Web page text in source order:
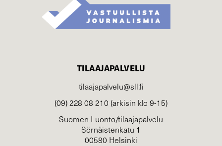
TILAAJAPALVELU
tilaajapalvelu@sll.fi
(09) 228 08 210 (arkisin klo 9-15)
Suomen Luonto/tilaajapalvelu
Sörnäistenkatu 1
00580 Helsinki